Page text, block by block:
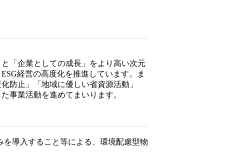
「企業としての成長」をより高い次元
経営の高度化を推進しています。ま
防止」「地域に優しい省資源活動」
事業活動を進めてまいります。
導入すること等による、環境配慮型物